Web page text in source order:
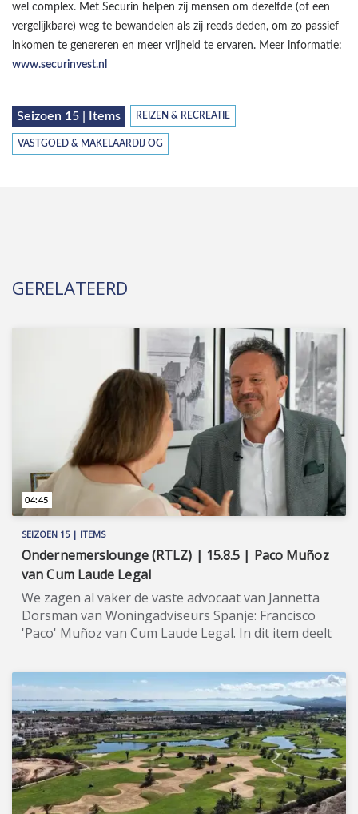
wel complex. Met Securin helpen zij mensen om dezelfde (of een
vergelijkbare) weg te bewandelen als zij reeds deden, om zo passief
inkomen te genereren en meer vrijheid te ervaren. Meer informatie:
www.securinvest.nl
Seizoen 15 | Items REIZEN & RECREATIE
VASTGOED & MAKELAARDIJ OG
GERELATEERD
SEIZOEN 15 | ITEMS
Ondernemerslounge (RTLZ) | 15.8.5 | Paco Muñoz
van Cum Laude Legal
We zagen al vaker de vaste advocaat van Jannetta
Dorsman van Woningadviseurs Spanje: Francisco
'Paco' Muñoz van Cum Laude Legal. In dit item deelt
jaar ervaring als (o.a.) NVM-makelaar in Nederland,
kochten Jannetta Dorsman en haar man René
Hoksbergen aan het begin van dit decennium hun
eerste appartement in Spanje. Het werd - ondanks
hun kennis en ervaring - een fiasco, omdat de
Spaanse woningmarkt wezenlijk anders is dan de
Nederlandse. Vastbesloten om andere mensen te
behoeden voor dergelijke misstappen, stelden ze
zich ten doel om met Woningadviseurs Spanje
04:45